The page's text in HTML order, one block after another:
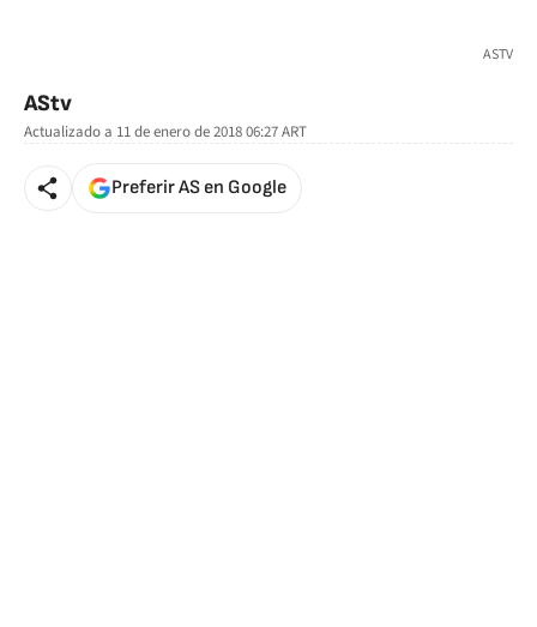
ASTV
AStv
Actualizado a 11 de enero de 2018 06:27ART
Preferir AS en Google